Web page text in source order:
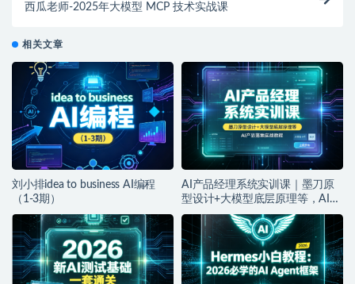
西瓜老师-2025年大模型 MCP 技术实战课
相关文章
刘小排idea to business AI编程
（1-3期）
AI产品经理系统实训课｜墨刀原
型设计+大模型底层原理等，AI产
品落地实战教程